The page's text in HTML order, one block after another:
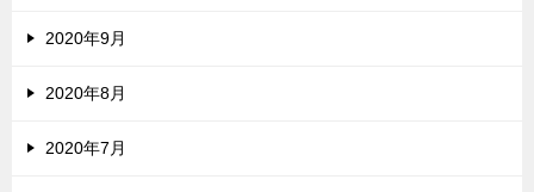
2020年9月
2020年8月
2020年7月